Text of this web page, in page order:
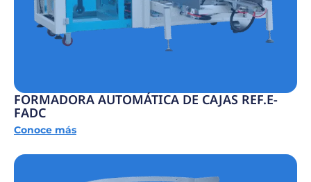
FORMADORA AUTOMÁTICA DE CAJAS REF.E-
FADC
Conoce más